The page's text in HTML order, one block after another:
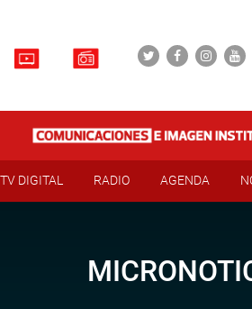
TV DIGITAL RADIO AGENDA